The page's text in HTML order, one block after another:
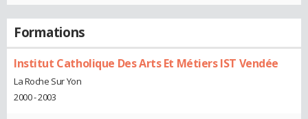
Formations
Institut Catholique Des Arts Et Métiers IST Vendée
La Roche Sur Yon
2000 - 2003